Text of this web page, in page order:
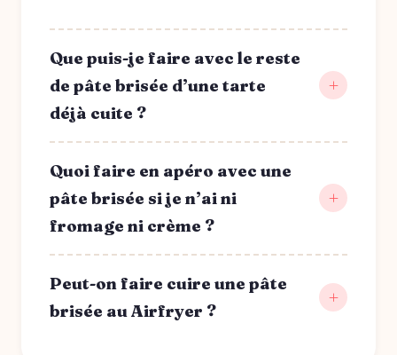
Que puis-je faire avec le reste
de pâte brisée d’une tarte
déjà cuite ?
Quoi faire en apéro avec une
pâte brisée si je n’ai ni
fromage ni crème ?
Peut-on faire cuire une pâte
brisée au Airfryer ?